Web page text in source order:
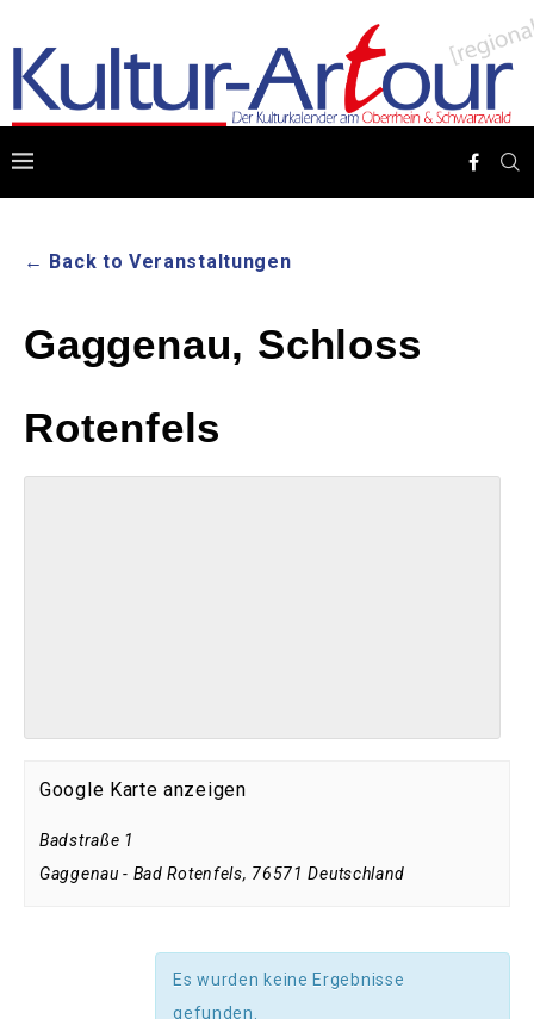
← Back to Veranstaltungen
Gaggenau, Schloss
Rotenfels
Google Karte anzeigen
Badstraße 1
Gaggenau - Bad Rotenfels, 76571 Deutschland
Es wurden keine Ergebnisse
gefunden.